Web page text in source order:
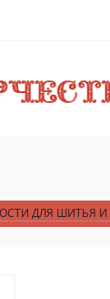
ДЛЯ ШИТЬЯ И